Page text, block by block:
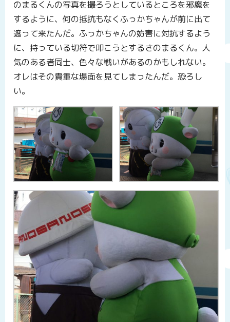
のまるくんの写真を撮ろうとしているところを邪魔を
するように、何の抵抗もなくふっかちゃんが前に出て
遮って来たんだ。ふっかちゃんの妨害に対抗するよう
に、持っている切符で叩こうとするさのまるくん。人
気のある者同士、色々な戦いがあるのかもしれない。
オレはその貴重な場面を見てしまったんだ。恐ろし
い。